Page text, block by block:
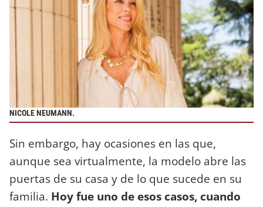
NICOLE NEUMANN.
Sin embargo, hay ocasiones en las que,
aunque sea virtualmente, la modelo abre las
puertas de su casa y de lo que sucede en su
familia. Hoy fue uno de esos casos, cuando